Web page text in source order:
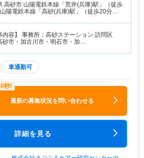
高砂市 山陽電鉄本線「荒井(兵庫)駅」（徒歩
陽電鉄本線「高砂(兵庫)駅」（徒歩20分）
内容】 事務所：高砂ステーション 訪問区
砂市・加古川市・明石市・加…
車通勤可
最新の募集状況を問い合わせる
詳細を見る